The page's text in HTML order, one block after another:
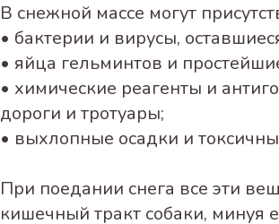
В снежной массе могут
• бактерии и вирусы,
• яйца гельминтов и
• химические реагенты и
дороги и тротуары;
• выхлопные осадки и
При поедании снега все эти
кишечный тракт собаки, минуя